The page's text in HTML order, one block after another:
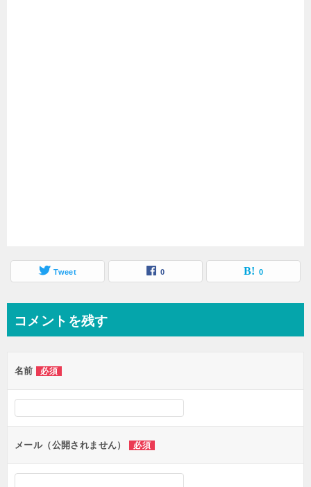
Tweet 0 0
コメントを残す
名前 必須
メール（公開されません） 必須